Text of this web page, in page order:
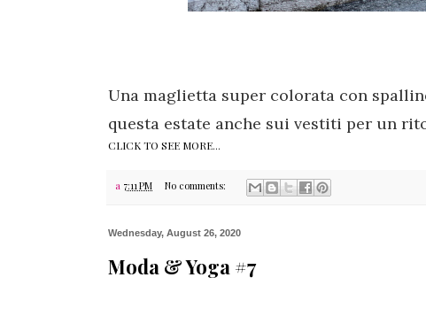
Una maglietta super colorata con
questa estate anche sui vestiti per un
CLICK TO SEE MORE...
a 7:11 PM No comments:
Wednesday, August 26, 2020
Moda & Yoga #7